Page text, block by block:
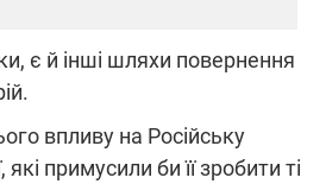
є й інші шляхи повернення
впливу на Російську
примусили би її зробити ті